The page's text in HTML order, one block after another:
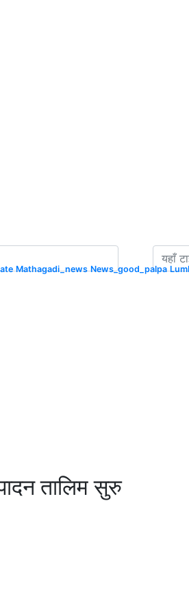
Mathagadi_news News_good_palpa
तालिम सुरु